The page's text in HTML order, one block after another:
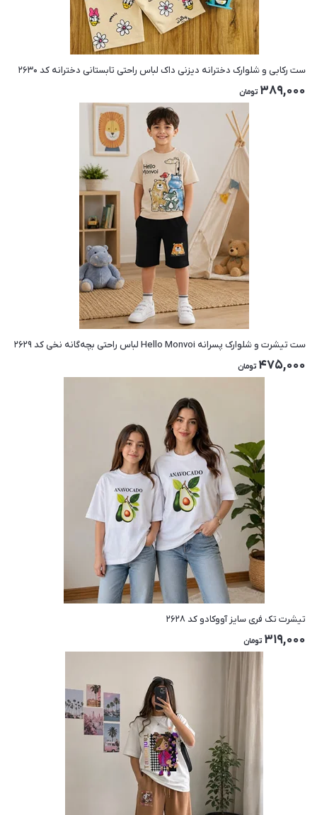
ست رکابی و شلوارک دخترانه دیزنی داک لباس راحتی تابستانی دخترانه کد ۲۶۳۰
389,000 تومان
ست تیشرت و شلوارک پسرانه Hello Monvoi لباس راحتی بچه‌گانه نخی کد ۲۶۲۹
475,000 تومان
تیشرت تک فری سایز آووکادو کد ۲۶۲۸
319,000 تومان